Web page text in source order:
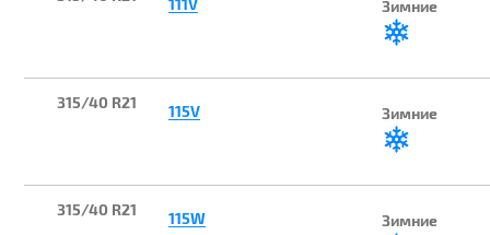
111V Зимние
315/40 R21 115V Зимние
315/40 R21 115W Зимние